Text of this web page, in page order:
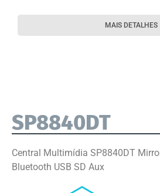
MAIS DETALHES
SP8840DT
Central Multimídia SP8840DT
Bluetooth USB SD Aux